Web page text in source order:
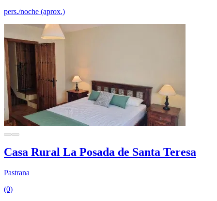
pers./noche (aprox.)
Casa Rural La Posada de Santa Teresa
Pastrana
(0)